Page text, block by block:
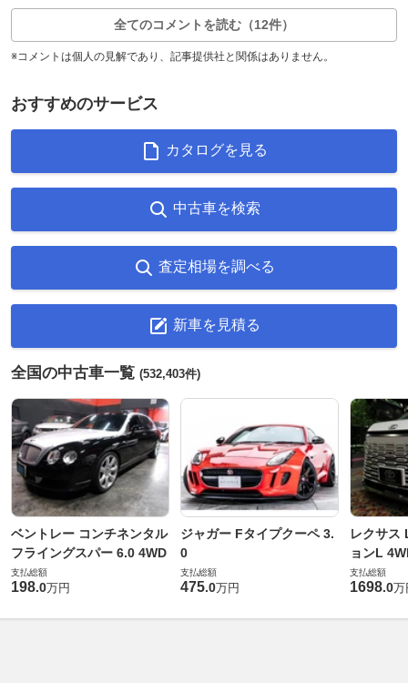
全てのコメントを読む（12件）
※コメントは個人の見解であり、記事提供社と関係はありません。
おすすめのサービス
カタログを見る
中古車を検索
査定相場を調べる
新車を見積る
全国の中古車一覧 (532,403件)
ベントレー コンチネンタル
フライングスパー 6.0 4WD
支払総額
198.0万円
ジャガー Fタイプクーペ 3.
0
支払総額
475.0万円
レクサス
ョンL
支払総額
1698.0万